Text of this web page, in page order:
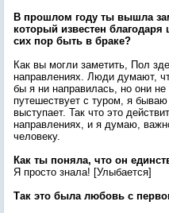
В прошлом году ты вышла
который известен
сих пор быть в браке?
Как вы могли заметить, Пол
направлениях. Люди думают,
бы я ни направилась, но они
путешествует с туром, я
выступает. Так что это
направлениях, и я думаю,
человеку.
Как ты поняла, что он
Я просто знала! [Улыбается]
Так это была любовь с